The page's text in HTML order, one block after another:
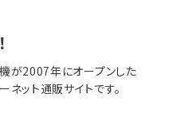
が2007年にオープンした
ット通販サイトです。